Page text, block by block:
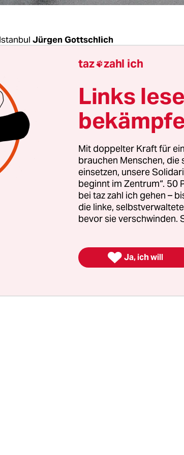
Jürgen Gottschlich
in den vergangenen Jahren gibt es in
1. Mai nur wenige
und Polizei. Das liegt vor allem
in diesem Jahr aus Angst vor
haben, ihre zentrale Veranstaltung
sondern in Bakirköy, einem
Jahren war es wiederholt zu
gekommen. Obwohl die Regierung
taz zahl ich
Links
Mit doppelter Kraft für
brauchen Menschen,
einsetzen, unsere
beginnt im Zentrum“. 50
bei taz zahl ich gehen –
die linke,
bevor sie verschwinden.
 Ja, ich will